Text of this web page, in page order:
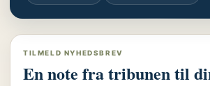
TILMELD NYHEDSBREV
En note fra tribunen til